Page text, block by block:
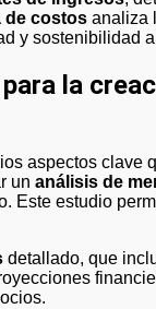
de costos analiza
y sostenibilidad
la
aspectos clave
un análisis de
Este estudio
detallado, que